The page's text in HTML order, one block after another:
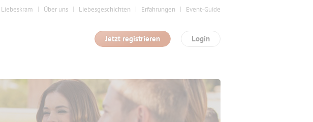
Liebeskram Über uns Liebesgeschichten Erfahrungen Event-Guide
Login
Jetzt registrieren